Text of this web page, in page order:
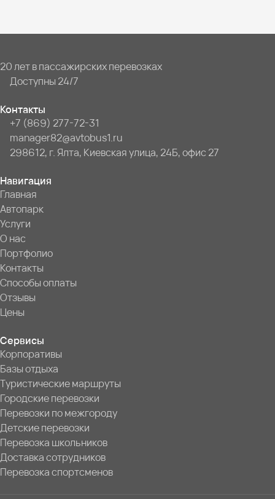
20 лет в пассажирских перевозках
Доступны 24/7
Контакты
+7 (869) 277-72-31
manager82@avtobus1.ru
298612, г. Ялта, Киевская улица, 24Б, офис 27
Навигация
Главная
Автопарк
Услуги
О нас
Портфолио
Контакты
Способы оплаты
Отзывы
Цены
Сервисы
Корпоративы
Базы отдыха
Туристические маршруты
Городские перевозки
Перевозки по межгороду
Детские перевозки
Перевозка школьников
Доставка сотрудников
Перевозка спортсменов